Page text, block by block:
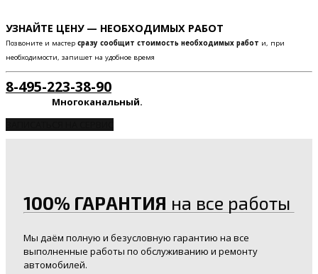
УЗНАЙТЕ ЦЕНУ — НЕОБХОДИМЫХ РАБОТ
Позвоните и мастер сразу сообщит стоимость необходимых работ и, при
необходимости, запишет на удобное время
8-495-223-38-90
Многоканальный.
100% ГАРАНТИЯ на все работы
Мы даём полную и безусловную гарантию на все
выполненные работы по обслуживанию и ремонту
автомобилей.